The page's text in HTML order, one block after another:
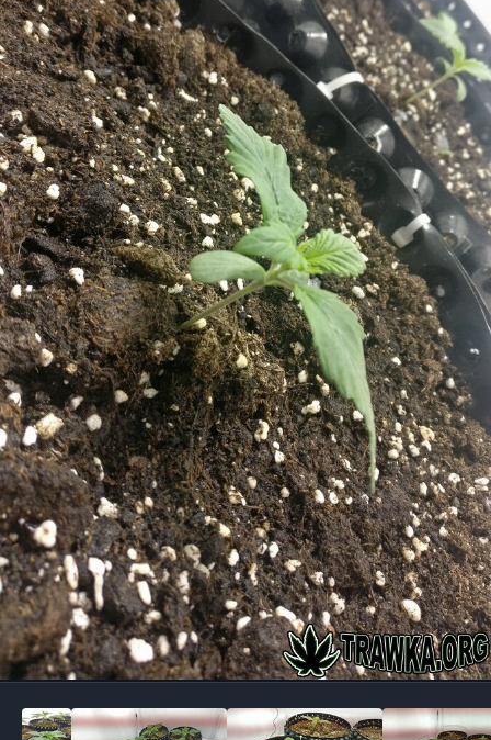
Image Tools